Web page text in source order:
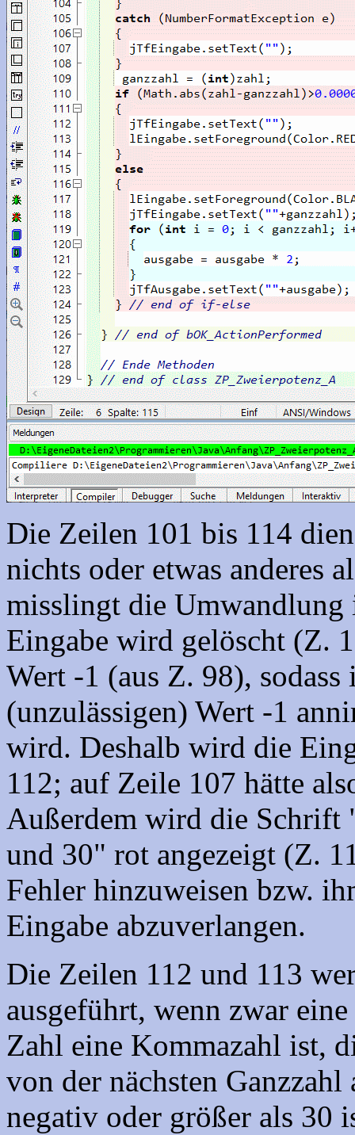
Die Zeilen 101 bis 114
nichts oder etwas anderes
misslingt die
Eingabe wird gelöscht (Z.
Wert -1 (aus Z. 98),
(unzulässigen) Wert -1
wird. Deshalb wird die
112; auf Zeile 107 hätte
Außerdem wird die Schrift
und 30" rot angezeigt (Z.
Fehler hinzuweisen bzw.
Eingabe abzuverlangen.
Die Zeilen 112 und 113
ausgeführt, wenn zwar
Zahl eine Kommazahl ist,
von der nächsten
negativ oder größer als 30